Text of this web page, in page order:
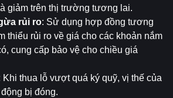
giảm trên thị trường tương lai.
rủi ro: Sử dụng hợp đồng tương
thiểu rủi ro về giá cho các khoản nắm
cung cấp bảo vệ cho chiều giá
Khi thua lỗ vượt quá ký quỹ, vị thế của
bị đóng.